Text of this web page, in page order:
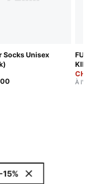
Socks Unisex
À
15%